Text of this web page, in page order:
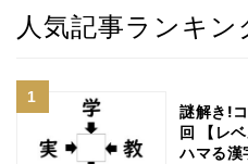
人気記事ランキン
謎解き!
回 【レ
ハマる漢